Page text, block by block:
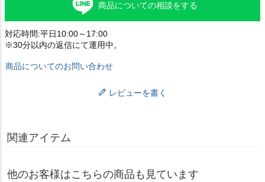
商品についての相談をする
対応時間:平日10:00～17:00
※30分以内の返信にて運用中。
商品についてのお問い合わせ
レビューを書く
関連アイテム
他のお客様はこちらの商品も見ています